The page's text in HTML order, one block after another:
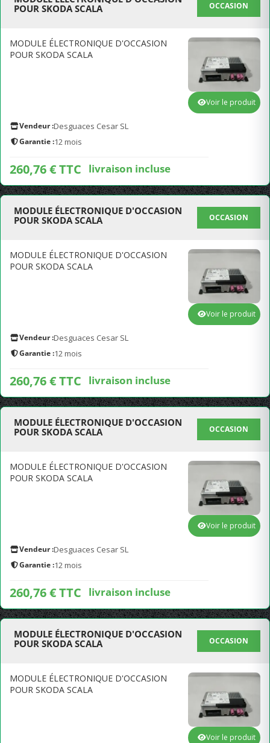
POUR SKODA SCALA
OCCASION
MODULE ÉLECTRONIQUE D'OCCASION
POUR SKODA SCALA
Vendeur :Desguaces Cesar SL
Garantie :12 mois
260,76 € TTC livraison incluse
Voir le produit
MODULE ÉLECTRONIQUE D'OCCASION
POUR SKODA SCALA
OCCASION
MODULE ÉLECTRONIQUE D'OCCASION
POUR SKODA SCALA
Vendeur :Desguaces Cesar SL
Garantie :12 mois
260,76 € TTC livraison incluse
Voir le produit
MODULE ÉLECTRONIQUE D'OCCASION
POUR SKODA SCALA
OCCASION
MODULE ÉLECTRONIQUE D'OCCASION
POUR SKODA SCALA
Vendeur :Desguaces Cesar SL
Garantie :12 mois
260,76 € TTC livraison incluse
Voir le produit
MODULE ÉLECTRONIQUE D'OCCASION
POUR SKODA SCALA
OCCASION
MODULE ÉLECTRONIQUE D'OCCASION
POUR SKODA SCALA
Voir le produit